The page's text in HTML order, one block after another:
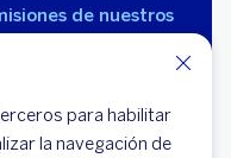
para habilitar
la navegación de
de nuestros